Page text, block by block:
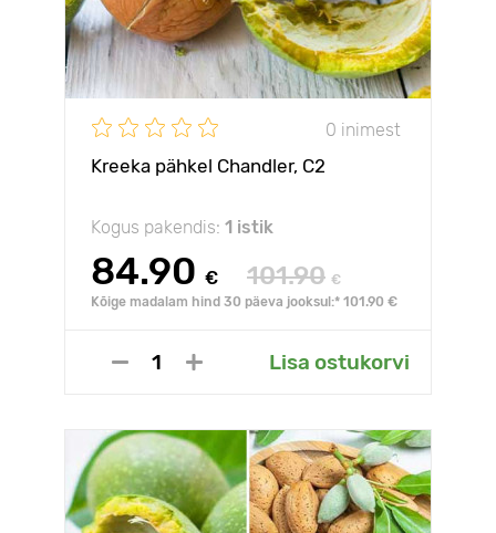
0 inimest
Kreeka pähkel Chandler, С2
Kogus pakendis: 1 istik
84.90 € 101.90 €
Kõige madalam hind 30 päeva jooksul:* 101.90 €
Lisa ostukorvi